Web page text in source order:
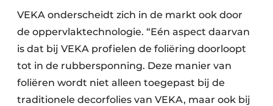
VEKA onderscheidt zich in de markt ook door
de oppervlaktechnologie. “Eén aspect daarvan
is dat bij VEKA profielen de foliëring doorloopt
tot in de rubbersponning. Deze manier van
foliëren wordt niet alleen toegepast bij de
traditionele decorfolies van VEKA, maar ook bij